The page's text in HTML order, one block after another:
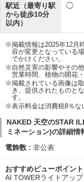
駅近（最寄り駅
から徒歩10分
以内）
◯
※掲載情報は2025年12月
容が変更となっている
でかけください。
※自然災害の影響やその
営業時間、植物の開花
※掲載されている画像は
き、提供されたものと
す。
※表示料金は消費税8％な
NAKED 天空のSTAR
ミネーション)の詳細情
電飾数
非公表
おすすめビューポイント
AI TOWERライトアップ